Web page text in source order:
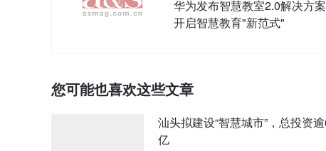
华为发布智慧教室2.0解决方案
开启智慧教育"新范式"
您可能也喜欢这些文章
汕头拟建设“智慧城市”，总投资
亿